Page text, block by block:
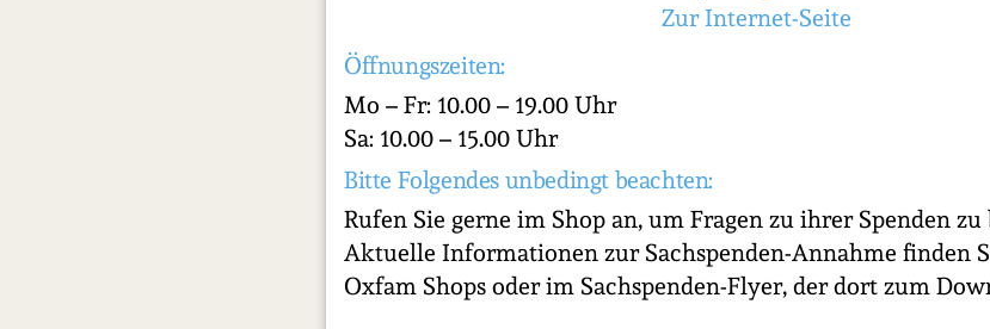
Zur Internet-Seite
Öffnungszeiten:
Mo – Fr: 10.00 – 19.00 Uhr
Sa: 10.00 – 15.00 Uhr
Bitte Folgendes unbedingt beachten:
Rufen Sie gerne im Shop an, um Fragen zu ihrer Spenden zu
Aktuelle Informationen zur Sachspenden-Annahme finden
Oxfam Shops oder im Sachspenden-Flyer, der dort zum